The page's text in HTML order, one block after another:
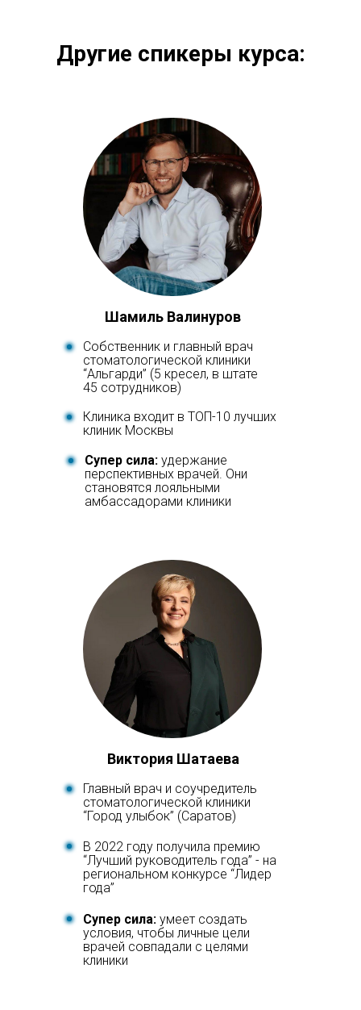
Другие спикеры курса:
Шамиль Валинуров
Собственник и главный врач
стоматологической клиники
“Альгарди” (5 кресел, в штате
45 сотрудников)
Клиника входит в ТОП-10 лучших
клиник Москвы
Супер сила: удержание
перспективных врачей. Они
становятся лояльными
амбассадорами клиники
Виктория Шатаева
Главный врач и соучредитель
стоматологической клиники
“Город улыбок” (Саратов)
В 2022 году получила премию
“Лучший руководитель года” - на
региональном конкурсе “Лидер
года”
Супер сила: умеет создать
условия, чтобы личные цели
врачей совпадали с целями
клиники